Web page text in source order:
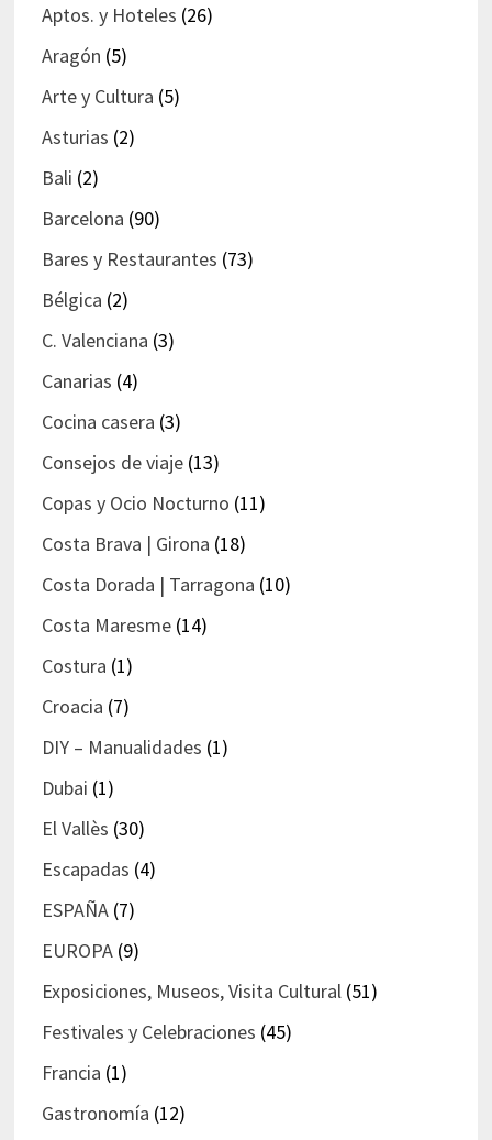
Aptos. y Hoteles (26)
Aragón (5)
Arte y Cultura (5)
Asturias (2)
Bali (2)
Barcelona (90)
Bares y Restaurantes (73)
Bélgica (2)
C. Valenciana (3)
Canarias (4)
Cocina casera (3)
Consejos de viaje(13)
Copas y Ocio Nocturno (11)
Costa Brava | Girona (18)
Costa Dorada | Tarragona (10)
Costa Maresme(14)
Costura (1)
Croacia (7)
DIY – Manualidades (1)
Dubai (1)
El Vallès (30)
Escapadas (4)
ESPAÑA(7)
EUROPA(9)
Exposiciones, Museos, Visita Cultural(51)
Festivales y Celebraciones (45)
Francia (1)
Gastronomía (12)